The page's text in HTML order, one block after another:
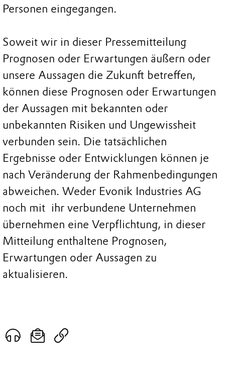
Personen eingegangen.
Soweit wir in dieser Pressemitteilung
Prognosen oder Erwartungen äußern oder
unsere Aussagen die Zukunft betreffen,
können diese Prognosen oder Erwartungen
der Aussagen mit bekannten oder
unbekannten Risiken und Ungewissheit
verbunden sein. Die tatsächlichen
Ergebnisse oder Entwicklungen können je
nach Veränderung der Rahmenbedingungen
abweichen. Weder Evonik Industries AG
noch mit ihr verbundene Unternehmen
übernehmen eine Verpflichtung, in dieser
Mitteilung enthaltene Prognosen,
Erwartungen oder Aussagen zu
aktualisieren.